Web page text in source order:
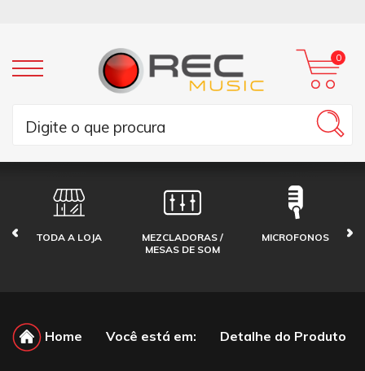
0
TODA A LOJA
MEZCLADORAS /
MESAS DE SOM
MICROFONOS
Home Você está em: Detalhe do Produto